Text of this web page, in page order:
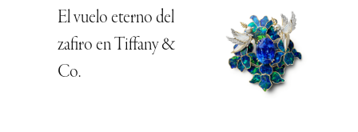
El vuelo eterno del
zafiro en Tiffany &
Co.